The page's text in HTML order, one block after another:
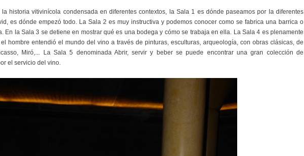
historia vitivinícola condensada en diferentes contextos, la Sala 1 es dónde paseamos por la diferentes
es dónde empezó todo. La Sala 2 es muy instructiva y podemos conocer como se fabrica una barrica o
En la Sala 3 se detiene en mostrar qué es una bodega y cómo se trabaja en ella. La Sala 4 es plenamente
hombre entendió el mundo del vino a través de pinturas, esculturas, arqueología, con obras clásicas, de
Miró,... La Sala 5 denominada Abrir, servir y beber se puede encontrar una gran colección de
el servicio del vino.